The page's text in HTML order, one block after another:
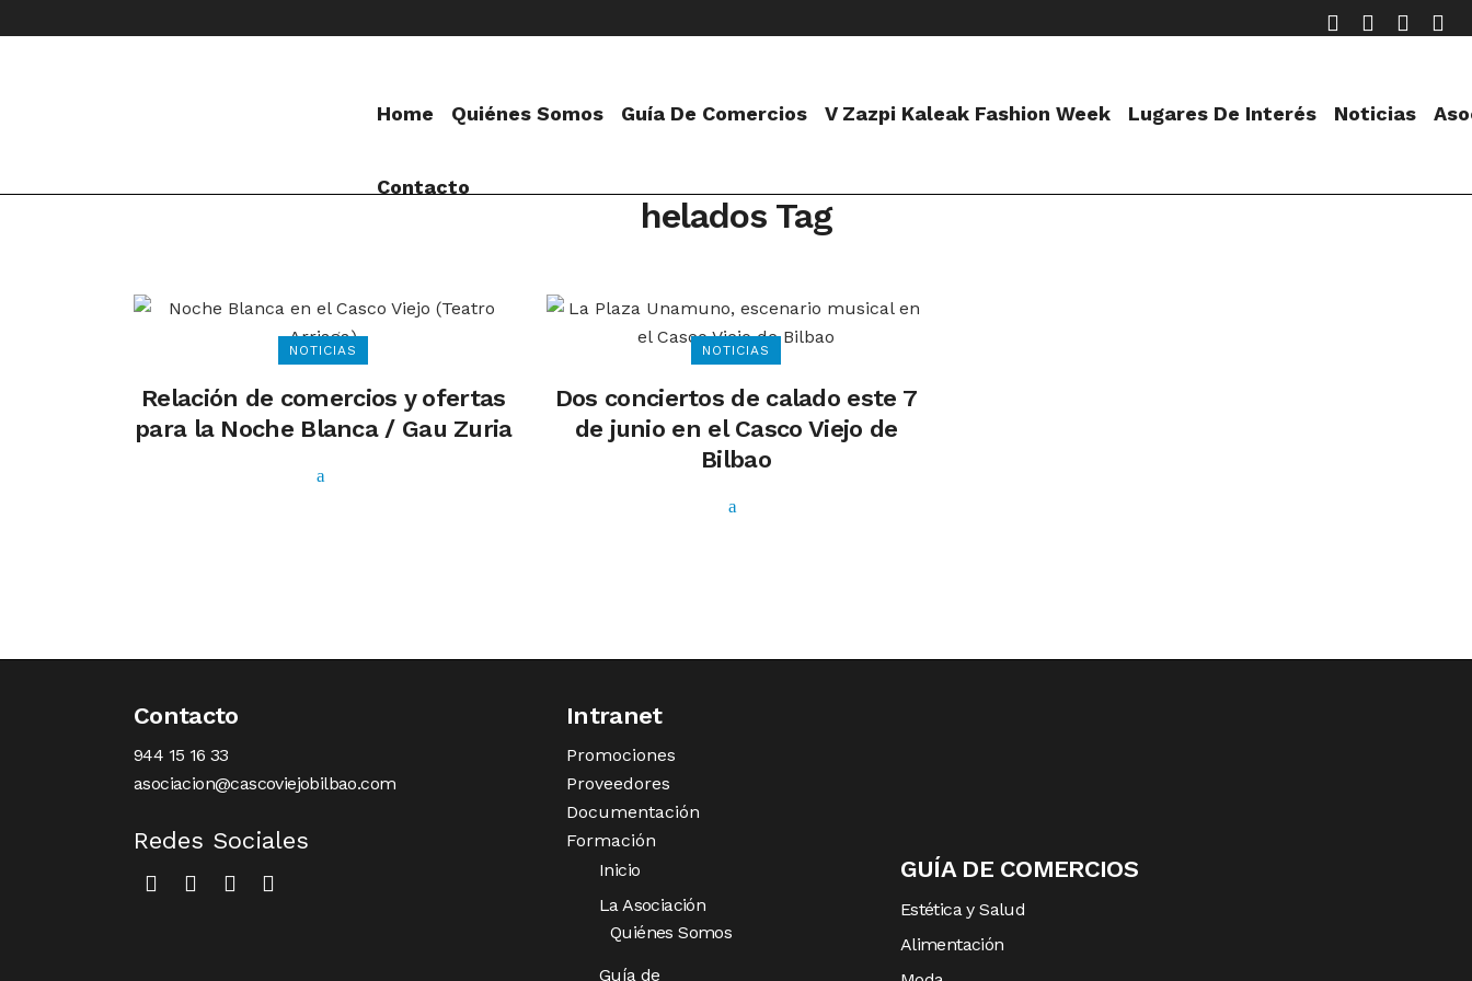
Home Quiénes Somos Guía De Comercios V Zazpi Kaleak Fashion Week Lugares De Interés Noticias
Contacto
helados Tag
NOTICIAS
Relación de comercios y ofertas
para la Noche Blanca / Gau Zuria
NOTICIAS
Dos conciertos de calado este 7
de junio en el Casco Viejo de
Bilbao
Contacto
944 15 16 33
asociacion@cascoviejobilbao.com
Redes Sociales
Intranet
Promociones
Proveedores
Documentación
Formación
Inicio
La Asociación
Quiénes Somos
Guía de
GUÍA DE COMERCIOS
Estética y Salud
Alimentación